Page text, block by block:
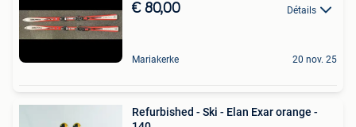
€ 80,00 Détails
Mariakerke 20 nov. 25
Refurbished - Ski - Elan Exar orange -